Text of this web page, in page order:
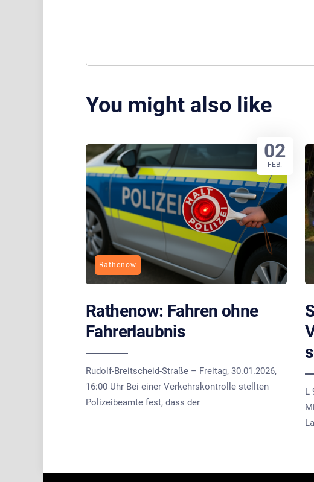
You might also like
Rathenow
Rathenow: Fahren ohne
Fahrerlaubnis
Rudolf-Breitscheid-Straße – Freitag, 30.01.2026,
16:00 Uhr Bei einer Verkehrskontrolle stellten
Polizeibeamte fest, dass der
02
FEB.
L